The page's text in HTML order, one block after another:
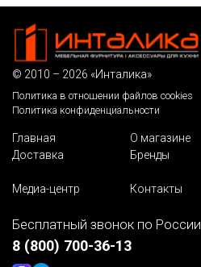
© 2010 – 2026 «Инталика»
Политика в отношении файлов cookies
Политика конфиденциальности
Главная О магазине
Доставка
Бренды
Медиа-центр
Контакты
Бесплатный звонок по России
8 (800) 700-36-13